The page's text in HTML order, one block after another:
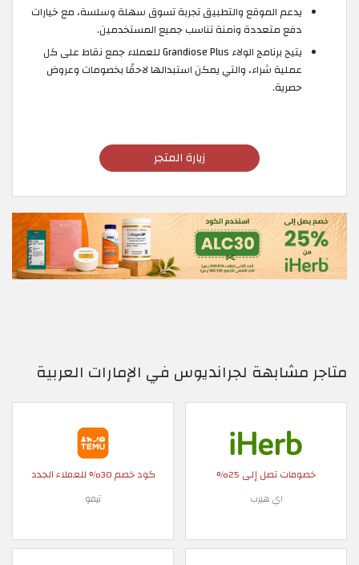
يدعم الموقع والتطبيق تجربة تسوق سهلة وسلسة، مع خيارات
دفع متعددة وآمنة تناسب جميع المستخدمين.
يتيح برنامج الولاء Grandiose Plus للعملاء جمع نقاط على كل
عملية شراء، والتي يمكن استبدالها لاحقًا بخصومات وعروض
حصرية.
زيارة المتجر
متاجر مشابهة لجرانديوس في الإمارات العربية
خصومات تصل إلى 25%
اي هيرب
كود خصم 30% للعملاء الجدد
تيمو